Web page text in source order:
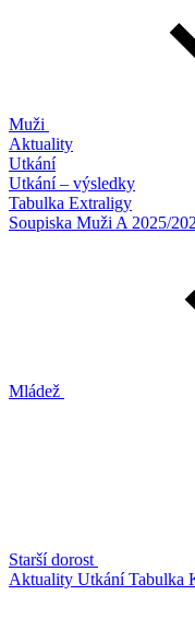
Muži
Aktuality
Utkání
Utkání – výsledky
Tabulka Extraligy
Soupiska Muži A 2025/
Mládež
Starší dorost
Aktuality UtkáníTabulka